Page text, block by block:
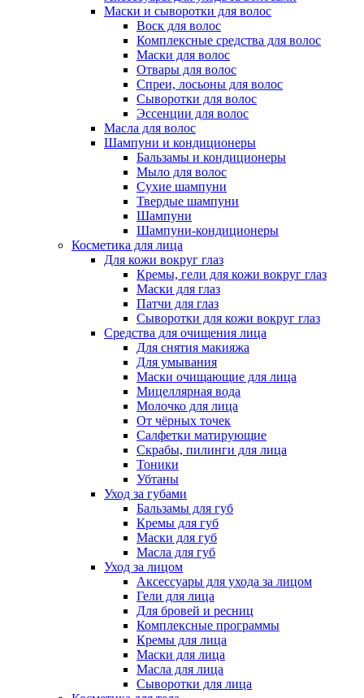
Маски и сыворотки для волос
Воск для волос
Комплексные средства для волос
Маски для волос
Отвары для волос
Спреи, лосьоны для волос
Сыворотки для волос
Эссенции для волос
Масла для волос
Шампуни и кондиционеры
Бальзамы и кондиционеры
Мыло для волос
Сухие шампуни
Твердые шампуни
Шампуни
Шампуни-кондиционеры
Косметика для лица
Для кожи вокруг глаз
Кремы, гели для кожи вокруг глаз
Маски для глаз
Патчи для глаз
Сыворотки для кожи вокруг глаз
Средства для очищения лица
Для снятия макияжа
Для умывания
Маски очищающие для лица
Мицеллярная вода
Молочко для лица
От чёрных точек
Салфетки матирующие
Скрабы, пилинги для лица
Тоники
Убтаны
Уход за губами
Бальзамы для губ
Кремы для губ
Маски для губ
Масла для губ
Уход за лицом
Аксессуары для ухода за лицом
Гели для лица
Для бровей и ресниц
Комплексные программы
Кремы для лица
Маски для лица
Масла для лица
Сыворотки для лица